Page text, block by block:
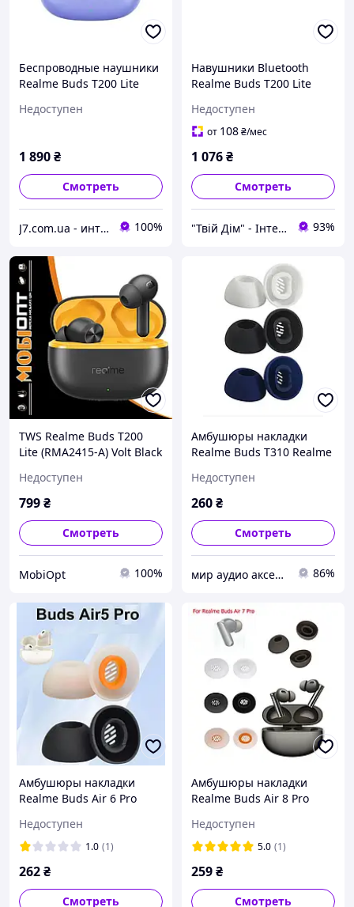
Беспроводные наушники
Realme Buds T200 Lite
Недоступен
1 890₴
Смотреть
J7.com.ua - интернет магазин электроники и аксессуаров 100%
Навушники Bluetooth
Realme Buds T200 Lite
Недоступен
от 108₴/мес
1 076₴
Смотреть
"Твій Дім" - Інтернет-гіпермаркет 93%
TWS Realme Buds T200
Lite (RMA2415-A) Volt Black
Недоступен
799₴
Смотреть
MobiOpt 100%
Амбушюры накладки
Realme Buds T310 Realme
Pro 2 T200 Lite пара
Недоступен
260₴
Смотреть
мир аудио аксессуаров 86%
Амбушюры накладки
Realme Buds Air 6 Pro
OPPO Enco Air 2 Pro W33
T200 Lite
Недоступен
1.0 (1)
262₴
Смотреть
Амбушюры накладки
Realme Buds Air 8 Pro
Недоступен
5.0 (1)
259₴
Смотреть